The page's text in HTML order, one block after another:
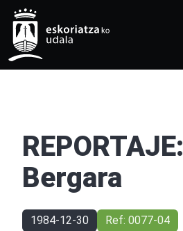
REPORTAJE:
Bergara
1984-12-30 Ref: 0077-04